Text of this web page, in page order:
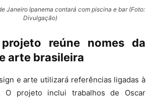
Janeiro Ipanema contará com piscina e bar (Foto:
Divulgação)
reúne nomes da
arte brasileira
e arte utilizará referências ligadas à
O projeto inclui trabalhos de Oscar